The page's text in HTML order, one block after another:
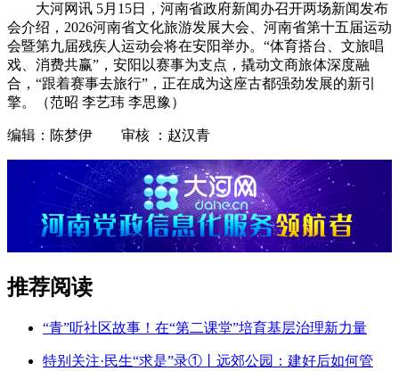
大河网讯 5月15日，河南省政府新闻办召开两场新闻发布
会介绍，2026河南省文化旅游发展大会、河南省第十五届运动
会暨第九届残疾人运动会将在安阳举办。“体育搭台、文旅唱
戏、消费共赢”，安阳以赛事为支点，撬动文商旅体深度融
合，“跟着赛事去旅行”，正在成为这座古都强劲发展的新引
擎。（范昭 李艺玮 李思豫）
编辑：陈梦伊 审核 ：赵汉青
推荐阅读
“青”听社区故事！在“第二课堂”培育基层治理新力量
特别关注·民生“求是”录①丨远郊公园：建好后如何管